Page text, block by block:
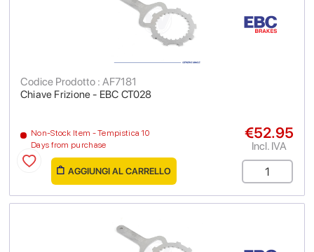
Chiave Frizione - EBC CT028
Codice Prodotto : AF7181
Non-Stock Item - Tempistica 10
Days from purchase
€52.95
Incl. IVA
AGGIUNGI AL CARRELLO